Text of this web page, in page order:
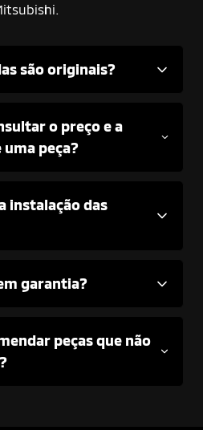
são originais?
o preço e a
peça?
instalação das
garantia?
peças que não